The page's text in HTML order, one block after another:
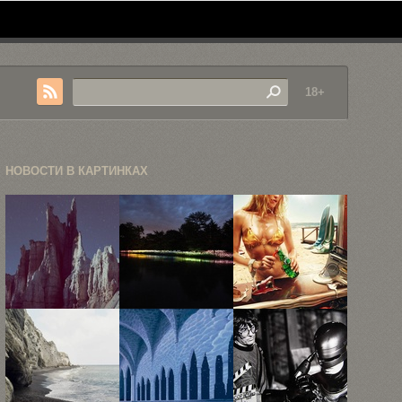
18+
НОВОСТИ В КАРТИНКАХ
Неизведанные
локации в
фотокарточках
Рубена ...
«Поле света»
—
инсталляция
Брюса ...
Рекламная
фотография
Жана Ива
Лемуаня